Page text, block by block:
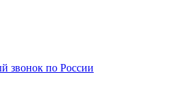
звонок по России